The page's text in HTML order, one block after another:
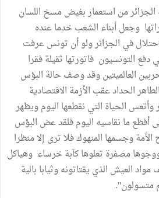
من استعمار بغيض مسخ اللسان
وجعل أبناء الشعب خدما عنده
في الجزائر ولو أن تونس عرفت
دفع التونسيون فاتورتها ثقيلة فقرا
العالميتين وقد وصف حالة البؤس
الحداد عقب الأزمة الاقتصادية
"ما أخطر وأتعس الحياة التي نقطعها اليوم ويظهر
أفظع ما نقاسيه اليوم فلقد عض البؤس
الأمة وجسمها المنهوك فلا ترى إلا منظرا
مصفرة تعلوها كآبة خرساء وهياكل
العيش الذي يقتاتونه وثيابا بالية
متسولون".